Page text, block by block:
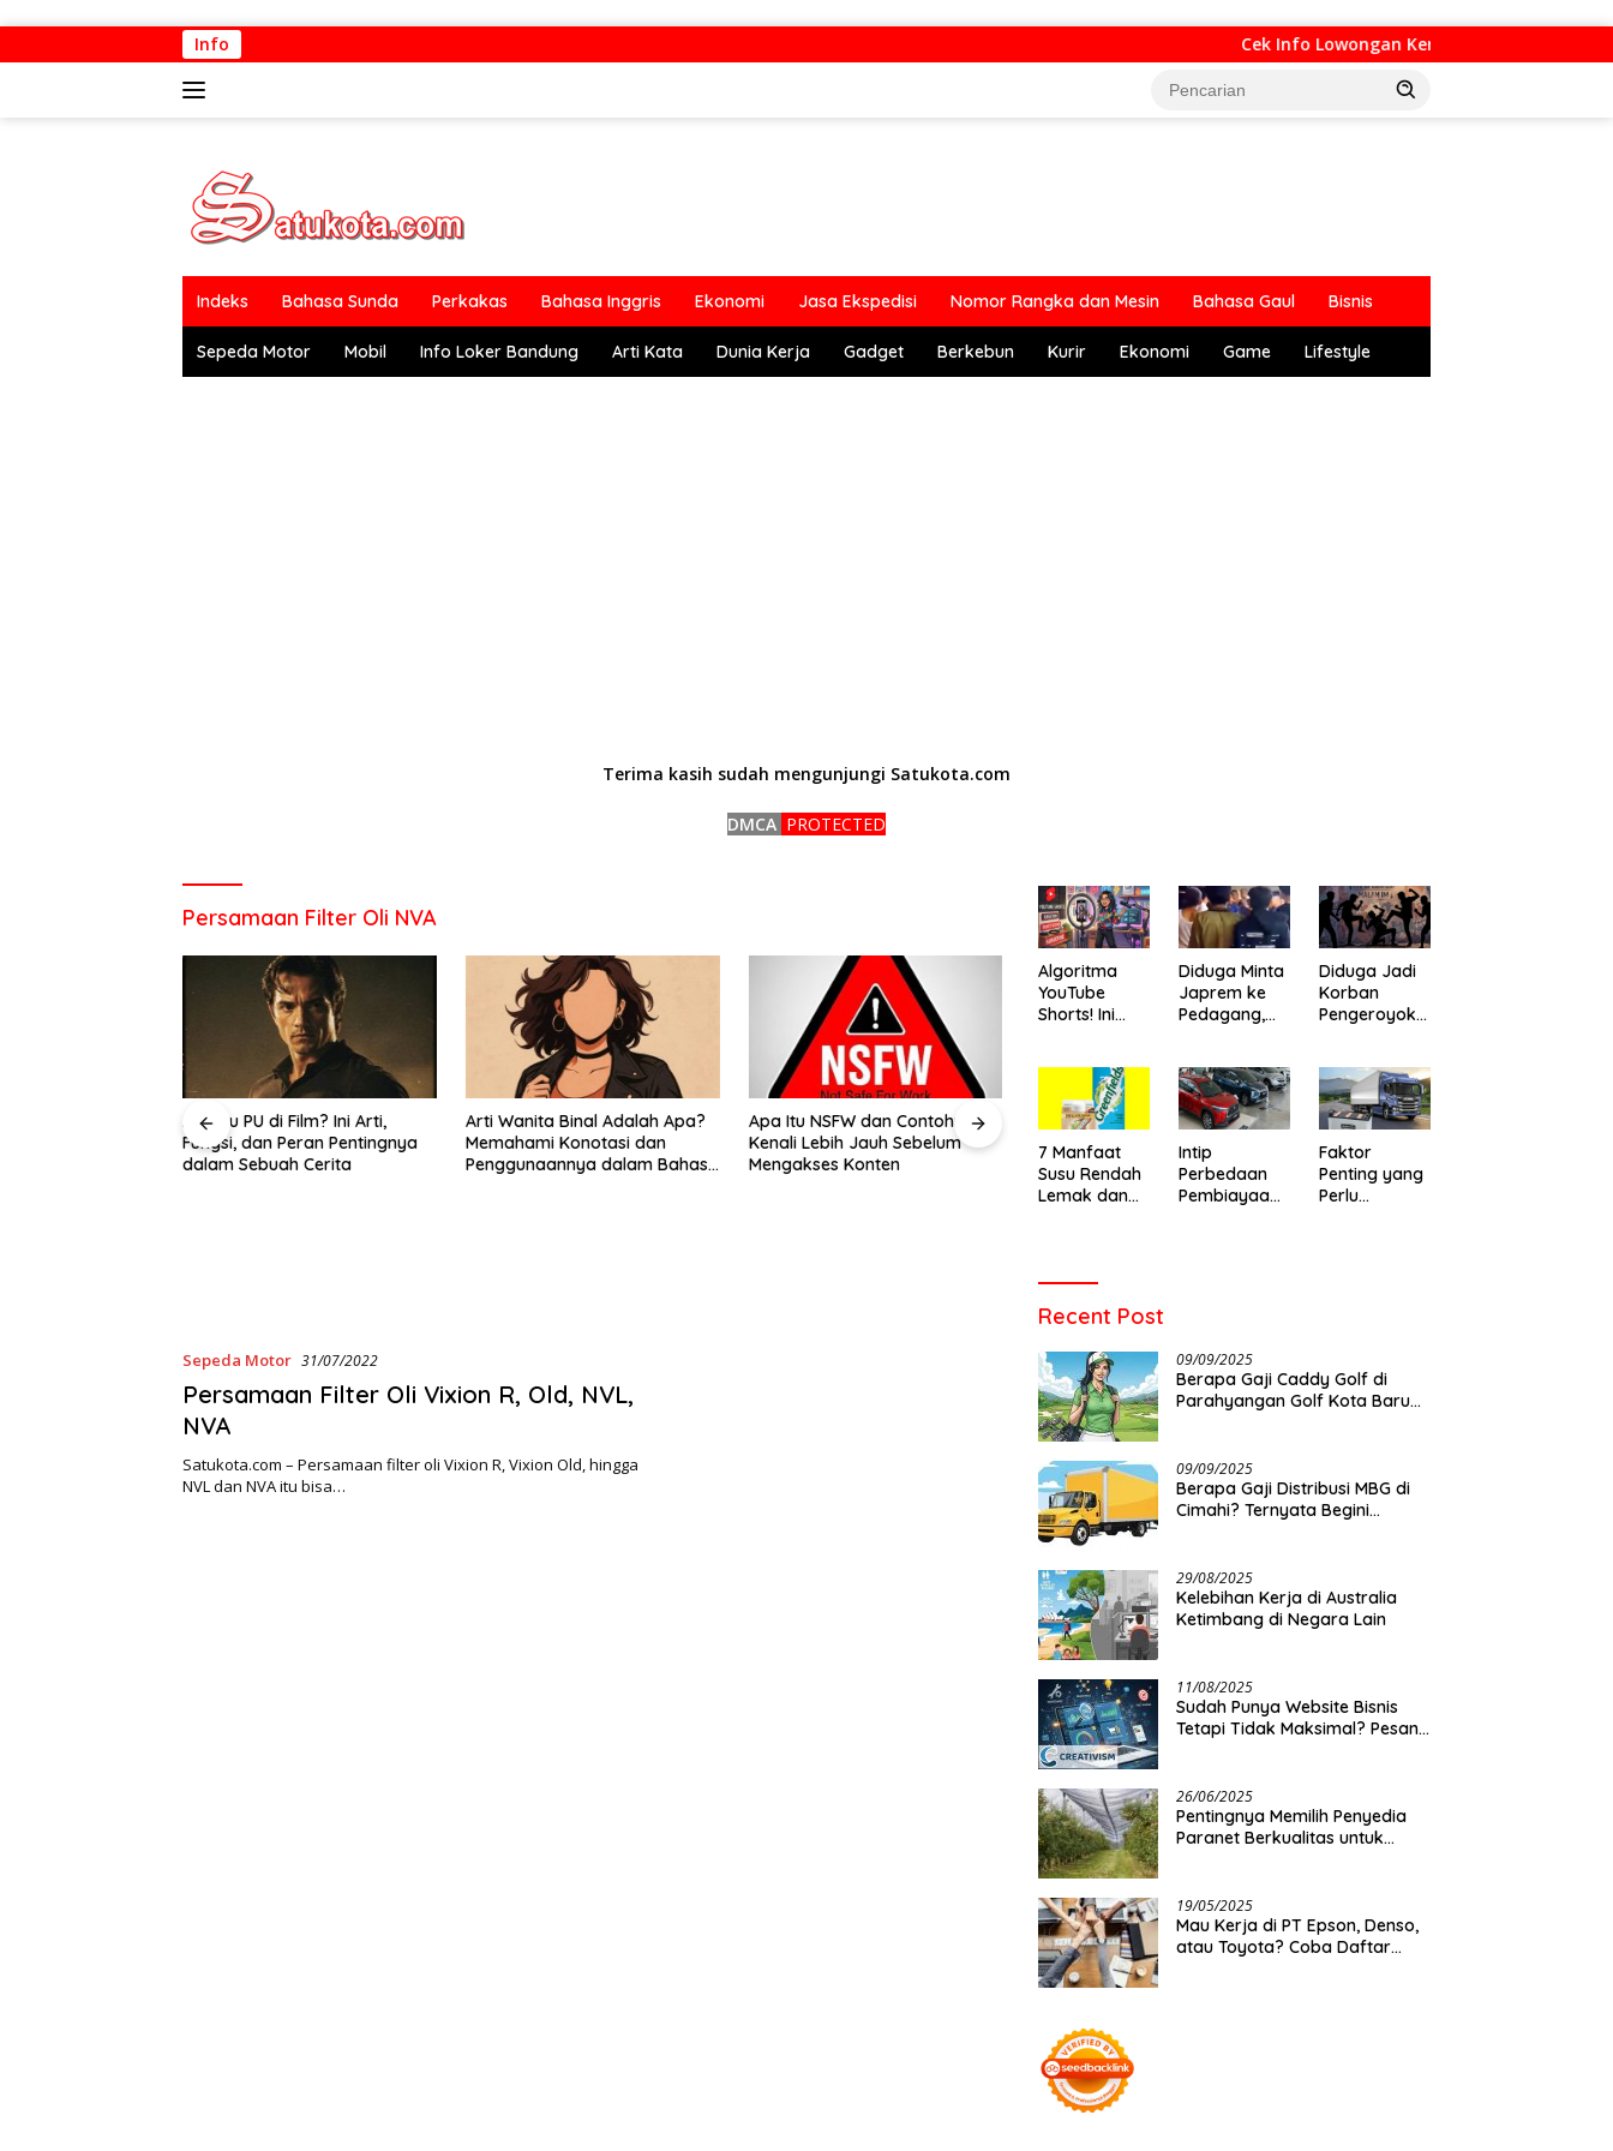
ke
Info Cek Info Lowongan Kerja di Bandung Raya
Indeks Bahasa Sunda Perkakas Bahasa Inggris Ekonomi Jasa Ekspedisi Nomor Rangka dan Mesin Bahasa Gaul Bisnis
Sepeda Motor Mobil Info Loker Bandung Arti Kata Dunia Kerja Gadget Berkebun Kurir Ekonomi Game Lifestyle
Terima kasih sudah mengunjungi Satukota.com
DMCA PROTECTED
Persamaan Filter Oli NVA
Apa Itu PU di Film? Ini Arti,
Fungsi, dan Peran Pentingnya
dalam Sebuah Cerita
Arti Wanita Binal Adalah Apa?
Memahami Konotasi dan
Penggunaannya dalam Bahasa
Apa Itu NSFW dan Contohnya?
Kenali Lebih Jauh Sebelum
Mengakses Konten
Apa yang Dimaksud dengan
Barang Ready Stock dalam
Jual Beli Online?
Apa Itu Maksud Top Up Game?
Ini Penjelasannya
Sepeda Motor 31/07/2022
Persamaan Filter Oli Vixion R, Old, NVL,
NVA
Satukota.com – Persamaan filter oli Vixion R, Vixion Old, hingga
NVL dan NVA itu bisa…
Algoritma
YouTube
Shorts! Ini
Video Baru
Menemukan
Audiens yang
Tepat
Diduga Minta
Japrem ke
Pedagang,
Warga di
Leuwigajah
Cimahi
Diduga Jadi
Korban
Pengeroyoka
Meninggal
Setelah Dua
Hari Dirawat
7 Manfaat
Susu Rendah
Lemak dan
Intip
Perbedaan
Pembiayaan
Faktor
Penting yang
Perlu
Recent Post
09/09/2025
Berapa Gaji Caddy Golf di
Parahyangan Golf Kota Baru
09/09/2025
Berapa Gaji Distribusi MBG di
Cimahi? Ternyata Begini…
29/08/2025
Kelebihan Kerja di Australia
Ketimbang di Negara Lain
11/08/2025
Sudah Punya Website Bisnis
Tetapi Tidak Maksimal? Pesan
26/06/2025
Pentingnya Memilih Penyedia
Paranet Berkualitas untuk
19/05/2025
Mau Kerja di PT Epson, Denso,
atau Toyota? Coba Daftar